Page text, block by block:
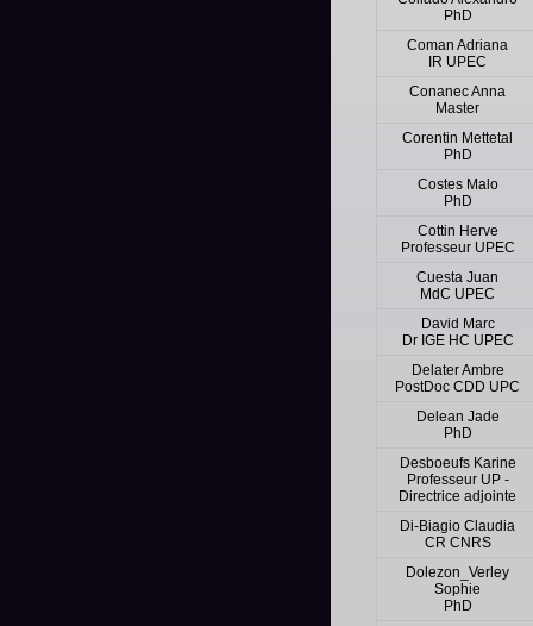
PhD
Coman Adriana
IR UPEC
Conanec Anna
Master
Corentin Mettetal
PhD
Costes Malo
PhD
Cottin Herve
Professeur UPEC
Cuesta Juan
MdC UPEC
David Marc
Dr IGE HC UPEC
Delater Ambre
PostDoc CDD UPC
Delean Jade
PhD
Desboeufs Karine
Professeur UP -
Directrice adjointe
Di-Biagio Claudia
CR CNRS
Dolezon_Verley
Sophie
PhD